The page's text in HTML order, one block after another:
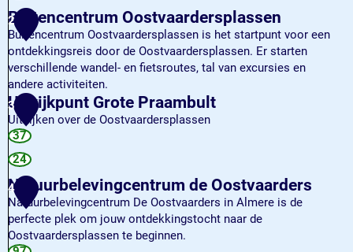
O
P
O
o
s
t
v
a
a
r
e
r
s
p
2
Buitencentrum Oostvaardersplassen
Buitencentrum Oostvaardersplassen is het startpunt voor een
ontdekkingsreis door de Oostvaardersplassen. Er starten
verschillende wandel- en fietsroutes, tal van excursies en
andere activiteiten.
B
u
i
e
n
c
e
n
t
3
Uitkijkpunt Grote Praambult
Uitkijken over de Oostvaardersplassen
U
i
t
k
i
j
k
37
24
4
Natuurbelevingcentrum de Oostvaarders
Natuurbelevingcentrum De Oostvaarders in Almere is de
perfecte plek om jouw ontdekkingstocht naar de
Oostvaardersplassen te beginnen.